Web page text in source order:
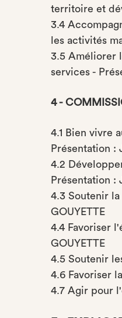
territoire et
3.4
les activités
3.5 Améliorer
services -
4 -
4.1 Bien vivre
Présentation :
4.2
Présentation :
4.3 Soutenir
GOUYETTE
4.4 Favoriser
GOUYETTE
4.5 Soutenir
4.6 Favoriser
4.7 Agir pour